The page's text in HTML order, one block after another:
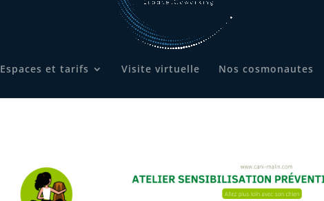
Espaces et tarifs Visite virtuelle Nos cosmonautes